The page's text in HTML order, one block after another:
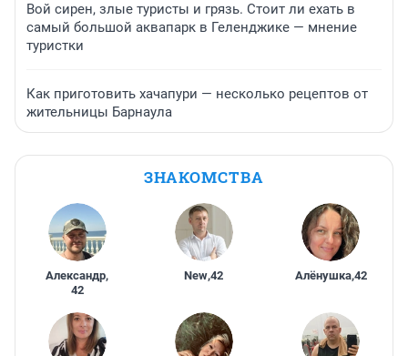
Вой сирен, злые туристы и грязь. Стоит ли ехать в
самый большой аквапарк в Геленджике — мнение
туристки
Как приготовить хачапури — несколько рецептов от
жительницы Барнаула
ЗНАКОМСТВА
Александр,
42
New,42 Алёнушка,42